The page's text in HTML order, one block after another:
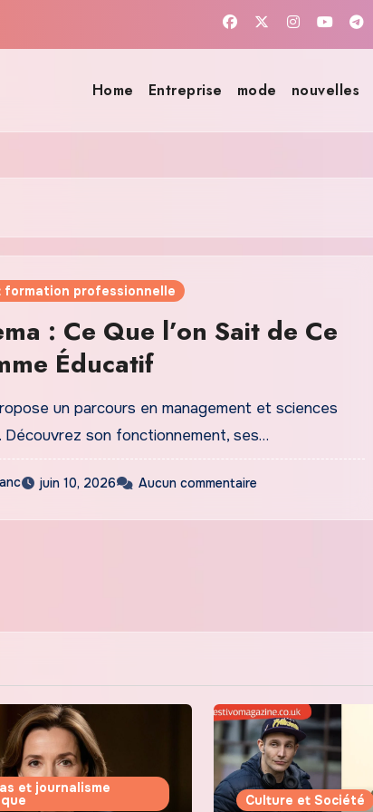
Home Entreprise mode nouvelles
formation professionnelle
: Ce Que l’on Sait de Ce
Éducatif
un parcours en management et sciences
Découvrez son fonctionnement, ses…
juin 10, 2026 Aucun commentaire
et journalisme
Culture et Société